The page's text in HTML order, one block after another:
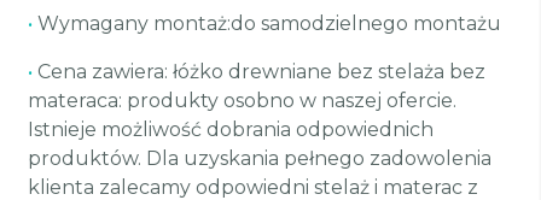
• Wymagany montaż:do samodzielnego montażu
• Cena zawiera: łóżko drewniane bez stelaża bez
materaca: produkty osobno w naszej ofercie.
Istnieje możliwość dobrania odpowiednich
produktów. Dla uzyskania pełnego zadowolenia
klienta zalecamy odpowiedni stelaż i materac z